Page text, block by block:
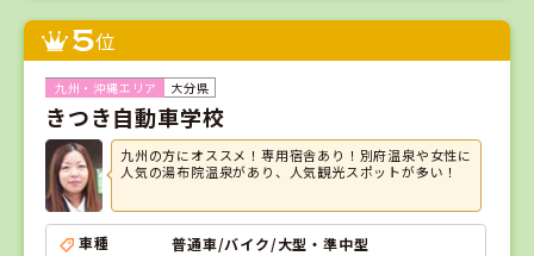
5位
大分県
きつき自動車学校
九州の方にオススメ！専用宿舎あり！別府温泉や女性に
人気の湯布院温泉があり、人気観光スポットが多い！
車種
普通車/バイク/大型・準中型